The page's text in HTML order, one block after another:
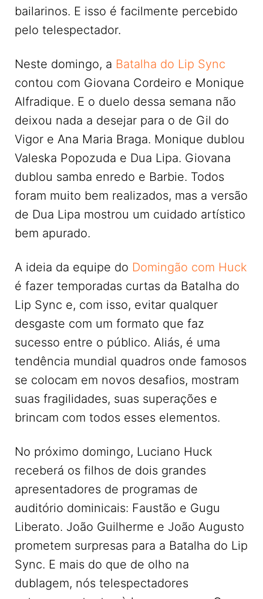
bailarinos. E isso é facilmente percebido
pelo telespectador.
Neste domingo, a Batalha do Lip Sync
contou com Giovana Cordeiro e Monique
Alfradique. E o duelo dessa semana não
deixou nada a desejar para o de Gil do
Vigor e Ana Maria Braga. Monique dublou
Valeska Popozuda e Dua Lipa. Giovana
dublou samba enredo e Barbie. Todos
foram muito bem realizados, mas a versão
de Dua Lipa mostrou um cuidado artístico
bem apurado.
A ideia da equipe do Domingão com Huck
é fazer temporadas curtas da Batalha do
Lip Sync e, com isso, evitar qualquer
desgaste com um formato que faz
sucesso entre o público. Aliás, é uma
tendência mundial quadros onde famosos
se colocam em novos desafios, mostram
suas fragilidades, suas superações e
brincam com todos esses elementos.
No próximo domingo, Luciano Huck
receberá os filhos de dois grandes
apresentadores de programas de
auditório dominicais: Faustão e Gugu
Liberato. João Guilherme e João Augusto
prometem surpresas para a Batalha do Lip
Sync. E mais do que de olho na
dublagem, nós telespectadores